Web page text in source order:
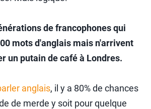
de francophones qui
mots d'anglais mais n'arrivent
un putain de café à Londres.
anglais, il y a 80% de chances
de merde y soit pour quelque